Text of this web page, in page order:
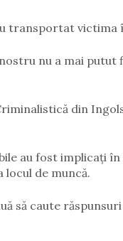
transportat victima
nu a mai putut
din
au fost implicați
de muncă.
să caute